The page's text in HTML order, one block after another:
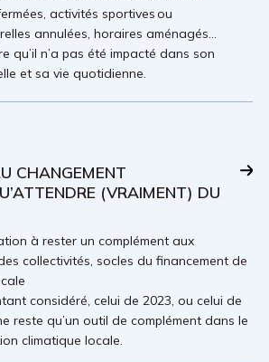
activités sportives ou
annulées, horaires aménagés…
qu’il n’a pas été impacté dans son
et sa vie quotidienne.
CHANGEMENT
(VRAIMENT) DU
à rester un complément aux
collectivités, socles du financement de
considéré, celui de 2023, ou celui de
reste qu’un outil de complément dans le
climatique locale.